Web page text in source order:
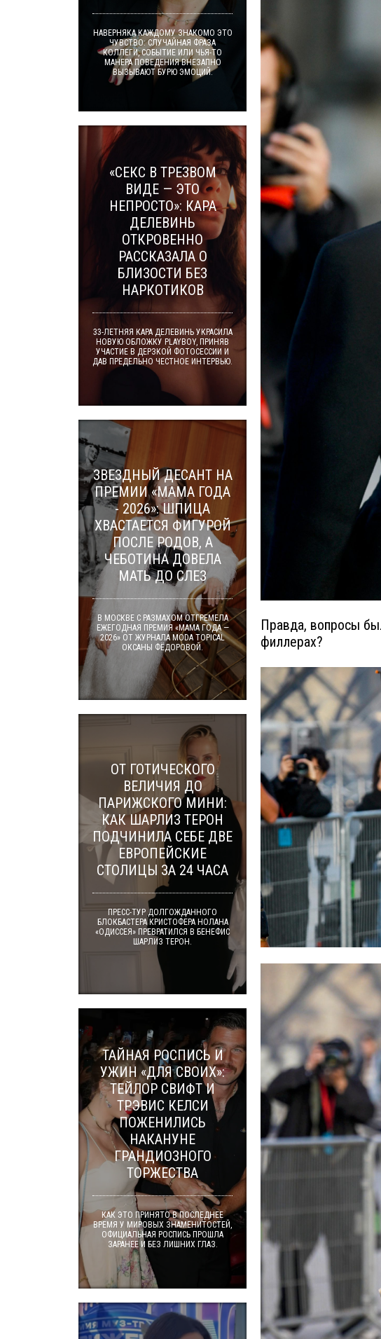
Правда, вопросы
филлерах?
НАВЕРНЯКА КАЖДОМУ ЗНАКОМО ЭТО
ЧУВСТВО: СЛУЧАЙНАЯ ФРАЗА
КОЛЛЕГИ, СОБЫТИЕ ИЛИ ЧЬЯ-ТО
МАНЕРА ПОВЕДЕНИЯ ВНЕЗАПНО
ВЫЗЫВАЮТ БУРЮ ЭМОЦИЙ.
«СЕКС В ТРЕЗВОМ
ВИДЕ — ЭТО
НЕПРОСТО»: КАРА
ДЕЛЕВИНЬ
ОТКРОВЕННО
РАССКАЗАЛА О
БЛИЗОСТИ БЕЗ
НАРКОТИКОВ
33-ЛЕТНЯЯ КАРА ДЕЛЕВИНЬ УКРАСИЛА
НОВУЮ ОБЛОЖКУ PLAYBOY, ПРИНЯВ
УЧАСТИЕ В ДЕРЗКОЙ ФОТОСЕССИИ И
ДАВ ПРЕДЕЛЬНО ЧЕСТНОЕ ИНТЕРВЬЮ.
ЗВЕЗДНЫЙ ДЕСАНТ НА
ПРЕМИИ «МАМА ГОДА
- 2026»: ШПИЦА
ХВАСТАЕТСЯ ФИГУРОЙ
ПОСЛЕ РОДОВ, А
ЧЕБОТИНА ДОВЕЛА
МАТЬ ДО СЛЕЗ
В МОСКВЕ С РАЗМАХОМ ОТГРЕМЕЛА
ЕЖЕГОДНАЯ ПРЕМИЯ «МАМА ГОДА —
2026» ОТ ЖУРНАЛА MODA TOPICAL
ОКСАНЫ ФЁДОРОВОЙ.
ОТ ГОТИЧЕСКОГО
ВЕЛИЧИЯ ДО
ПАРИЖСКОГО МИНИ:
КАК ШАРЛИЗ ТЕРОН
ПОДЧИНИЛА СЕБЕ ДВЕ
ЕВРОПЕЙСКИЕ
СТОЛИЦЫ ЗА 24 ЧАСА
ПРЕСС-ТУР ДОЛГОЖДАННОГО
БЛОКБАСТЕРА КРИСТОФЕРА НОЛАНА
«ОДИССЕЯ» ПРЕВРАТИЛСЯ В БЕНЕФИС
ШАРЛИЗ ТЕРОН.
ТАЙНАЯ РОСПИСЬ И
УЖИН «ДЛЯ СВОИХ»:
ТЕЙЛОР СВИФТ И
ТРЭВИС КЕЛСИ
ПОЖЕНИЛИСЬ
НАКАНУНЕ
ГРАНДИОЗНОГО
ТОРЖЕСТВА
КАК ЭТО ПРИНЯТО В ПОСЛЕДНЕЕ
ВРЕМЯ У МИРОВЫХ ЗНАМЕНИТОСТЕЙ,
ОФИЦИАЛЬНАЯ РОСПИСЬ ПРОШЛА
ЗАРАНЕЕ И БЕЗ ЛИШНИХ ГЛАЗ.